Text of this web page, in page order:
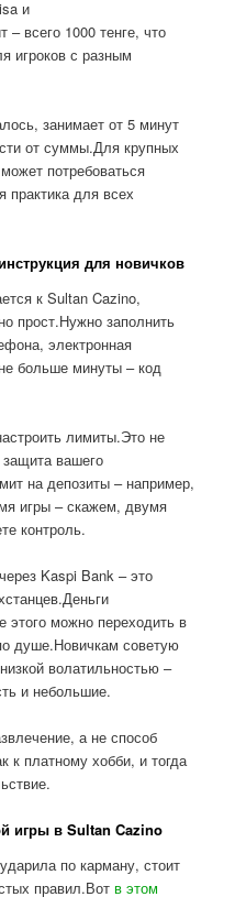
и
всего 1000 тенге, что
игроков с разным
занимает от 5 минут
от суммы.Для крупных
потребоваться
практика для всех
для новичков
к Sultan Cazino,
прост.Нужно заполнить
электронная
больше минуты – код
лимиты.Это не
вашего
на депозиты – например,
игры – скажем, двумя
контроль.
Kaspi Bank – это
можно переходить в
душе.Новичкам советую
волатильностью –
и небольшие.
а не способ
к платному хобби, и тогда
игры в Sultan Cazino
по карману, стоит
правил.Вотв этом